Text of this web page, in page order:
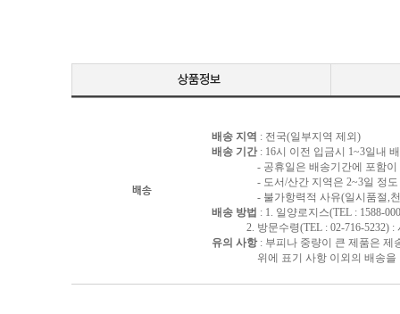
배송
배송 지역 : 전국(일부지역 제외)
배송 기간 : 16시 이전 입금시 1~3일내
- 공휴일은 배송기간에 포함이
- 도서/산간 지역은 2~3일 정도
- 불가항력적 사유(일시품절,천재
배송 방법 : 1. 일양로지스(TEL : 1588-
2. 방문수령(TEL : 02-716-5232) :
유의 사항: 부피나 중량이 큰 제품은 제
위에 표기 사항 이외의 배송을 원